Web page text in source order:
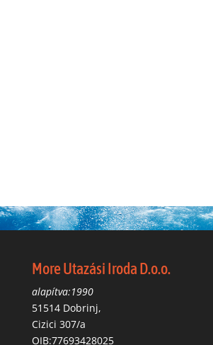
More Utazási Iroda D.o.o.
alapítva:1990
51514 Dobrinj,
Cizici 307/a
OIB:77693428025